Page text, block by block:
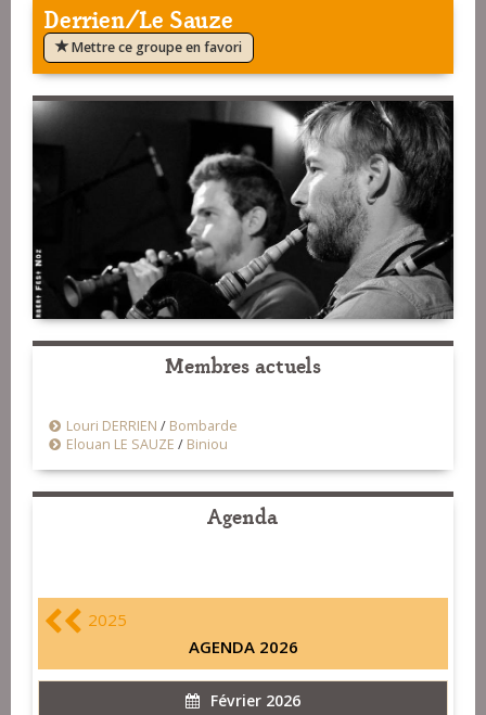
Derrien/Le Sauze
Mettre ce groupe en favori
Membres actuels
Louri DERRIEN / Bombarde
Elouan LE SAUZE / Biniou
Agenda
2025
AGENDA 2026
Février 2026